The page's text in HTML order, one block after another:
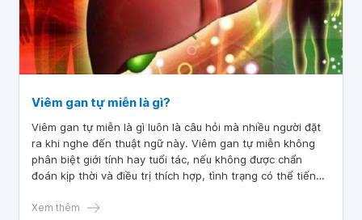
Viêm gan tự miễn là gì?
Viêm gan tự miễn là gì luôn là câu hỏi mà nhiều người đặt
ra khi nghe đến thuật ngữ này. Viêm gan tự miễn không
phân biệt giới tính hay tuổi tác, nếu không được chẩn
đoán kịp thời và điều trị thích hợp, tình trạng có thể tiến
viết này liệt kê các nguyên nhân, triệu chứng cũng như
Xem thêm